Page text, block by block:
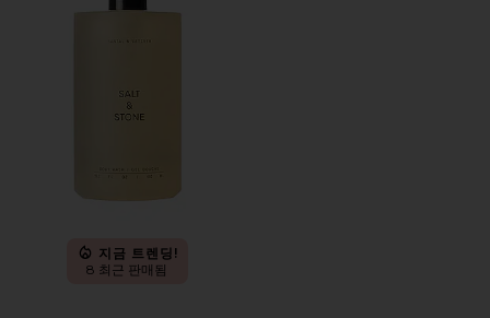
지금 트렌딩!
8 최근 판매됨